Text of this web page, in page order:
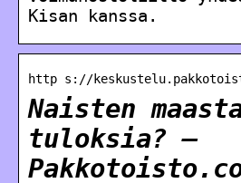
Kisan kanssa.
http s://
Naisten
tuloksia? –